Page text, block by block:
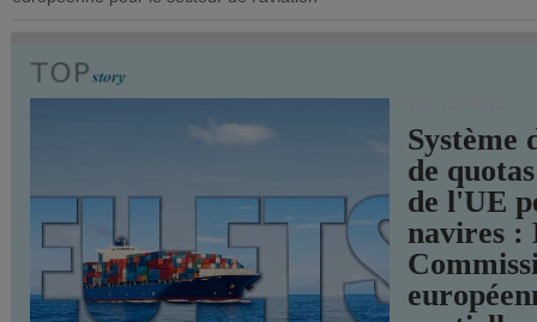
Système
de
de l'UE
navires :